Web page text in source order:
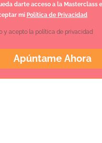
darte acceso a la Masterclass
mi Política de Privacidad
y acepto la política de privacidad
Apúntame Ahora